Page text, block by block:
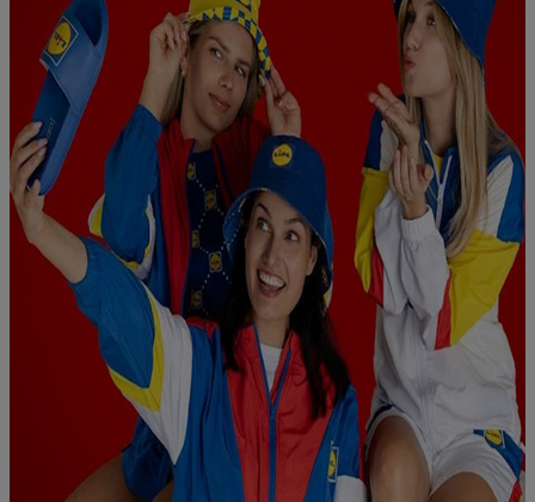
données .Vous trouverez les impressions ici.